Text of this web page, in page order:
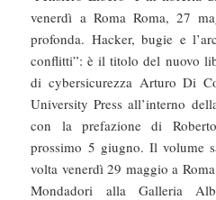
venerdì a Roma Roma, 27
profonda. Hacker, bugie e
conflitti”: è il titolo del nuovo
di cybersicurezza Arturo Di
University Press all’interno
con la prefazione di
prossimo 5 giugno. Il volume
volta venerdì 29 maggio a
Mondadori alla Galleria